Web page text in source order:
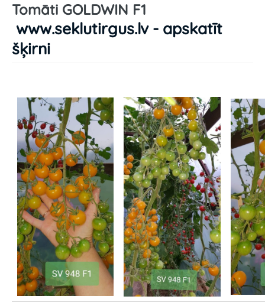
Tomāti GOLDWIN F1
www.seklutirgus.lv - apskatīt
šķirni